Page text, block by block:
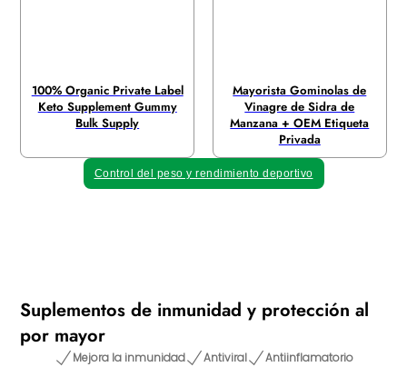
100% Organic Private Label
Keto Supplement Gummy
Bulk Supply
Mayorista Gominolas de
Vinagre de Sidra de
Manzana + OEM Etiqueta
Privada
Control del peso y rendimiento deportivo
Suplementos de inmunidad y protección al
por mayor
Mejora la inmunidad Antiviral
Antiinflamatorio